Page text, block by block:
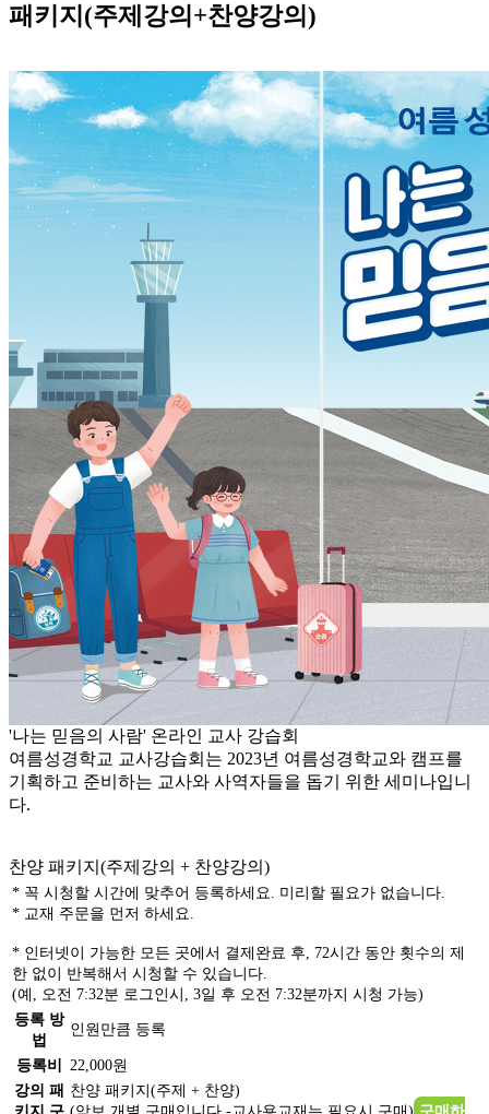
패키지(주제강의+찬양강의)
'나는 믿음의 사람' 온라인 교사 강습회
여름성경학교 교사강습회는 2023년 여름성경학교와 캠프를
기획하고 준비하는 교사와 사역자들을 돕기 위한 세미나입니
다.
찬양 패키지(주제강의 + 찬양강의)
* 꼭 시청할 시간에 맞추어 등록하세요. 미리할 필요가 없습니다.
* 교재 주문을 먼저 하세요.
* 인터넷이 가능한 모든 곳에서 결제완료 후, 72시간 동안 횟수의 제
한 없이 반복해서 시청할 수 있습니다.
(예, 오전 7:32분 로그인시, 3일 후 오전 7:32분까지 시청 가능)
등록 방
법
인원만큼 등록
등록비
22,000원
강의 패
키지 구
찬양 패키지(주제 + 찬양)
(악보 개별 구매입니다.-교사용교재는 필요시 구매) 구매하